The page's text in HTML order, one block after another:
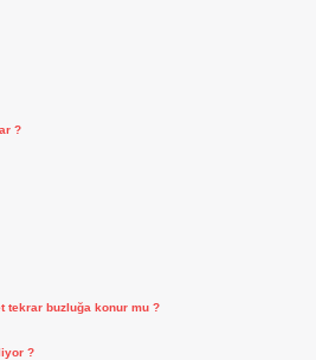
?
tekrar buzluğa konur mu ?
?